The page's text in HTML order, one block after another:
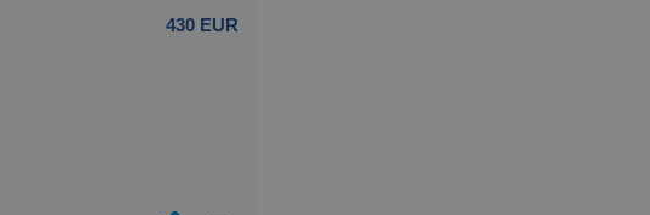
430 EUR